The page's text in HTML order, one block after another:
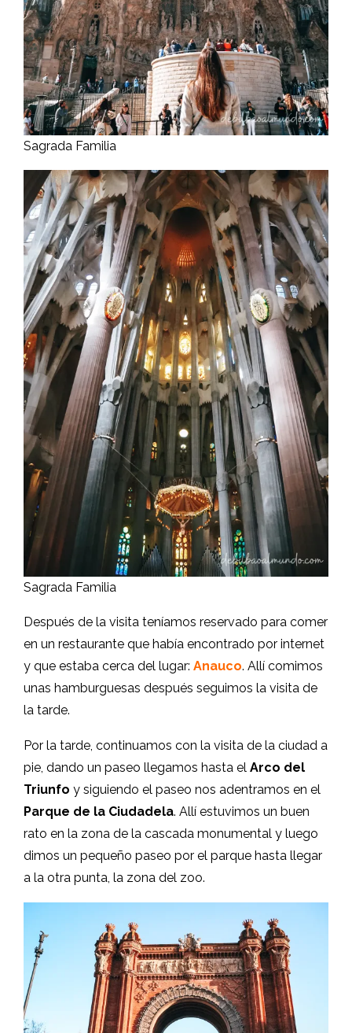
Sagrada Familia
Sagrada Familia
Después de la visita teníamos reservado para comer
en un restaurante que había encontrado por internet
y que estaba cerca del lugar: Anauco. Allí comimos
unas hamburguesas después seguimos la visita de
la tarde.
Por la tarde, continuamos con la visita de la ciudad a
pie, dando un paseo llegamos hasta el Arco del
Triunfo y siguiendo el paseo nos adentramos en el
Parque de la Ciudadela. Allí estuvimos un buen
rato en la zona de la cascada monumental y luego
dimos un pequeño paseo por el parque hasta llegar
a la otra punta, la zona del zoo.